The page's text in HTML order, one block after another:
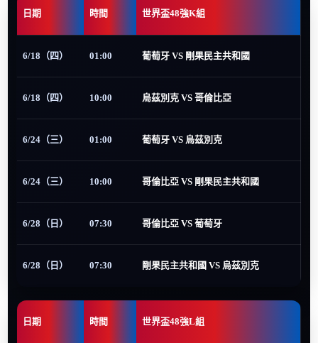
日期 時間 世界盃48強K組
6/18（四） 01:00 葡萄牙 VS 剛果民主共和國
6/18（四） 10:00 烏茲別克 VS 哥倫比亞
6/24（三） 01:00 葡萄牙 VS 烏茲別克
6/24（三） 10:00 哥倫比亞 VS 剛果民主共和國
6/28（日） 07:30 哥倫比亞 VS 葡萄牙
6/28（日） 07:30 剛果民主共和國 VS 烏茲別克
日期 時間 世界盃48強L組